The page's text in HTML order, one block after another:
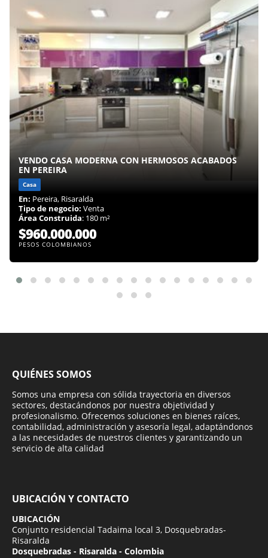
VENDO CASA MODERNA CON HERMOSOS ACABADOS
EN PEREIRA
Casa
En: Pereira, Risaralda
Tipo de negocio: Venta
Área Construida: 180 m²
$960.000.000
PESOS COLOMBIANOS
QUIÉNES SOMOS
Somos una empresa con sólida trayectoria en diversos
sectores, destacándonos por nuestra objetividad y
profesionalismo. Ofrecemos soluciones en bienes raíces,
contabilidad, administración y asesoría legal, adaptándonos
a las necesidades de nuestros clientes y garantizando un
servicio de alta calidad
UBICACIÓN Y CONTACTO
UBICACIÓN
Conjunto residencial Tadaima local 3, Dosquebradas-
Risaralda
Dosquebradas - Risaralda - Colombia